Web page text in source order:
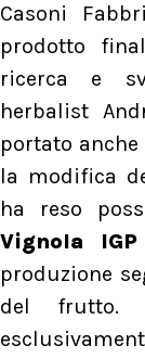
Casoni
prodotto
ricerca e
herbalist
portato
la modifica
ha reso
Vignola IGP
produzione
del frutto.